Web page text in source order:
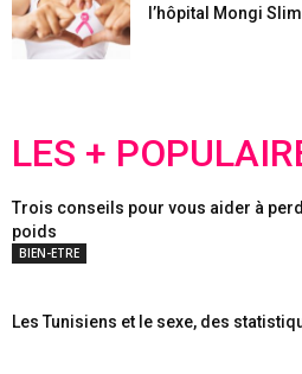
l’hôpital Mongi Slim
LES +
Trois conseils pour vous aider à
poids
BIEN-ETRE
Les Tunisiens et le sexe, des